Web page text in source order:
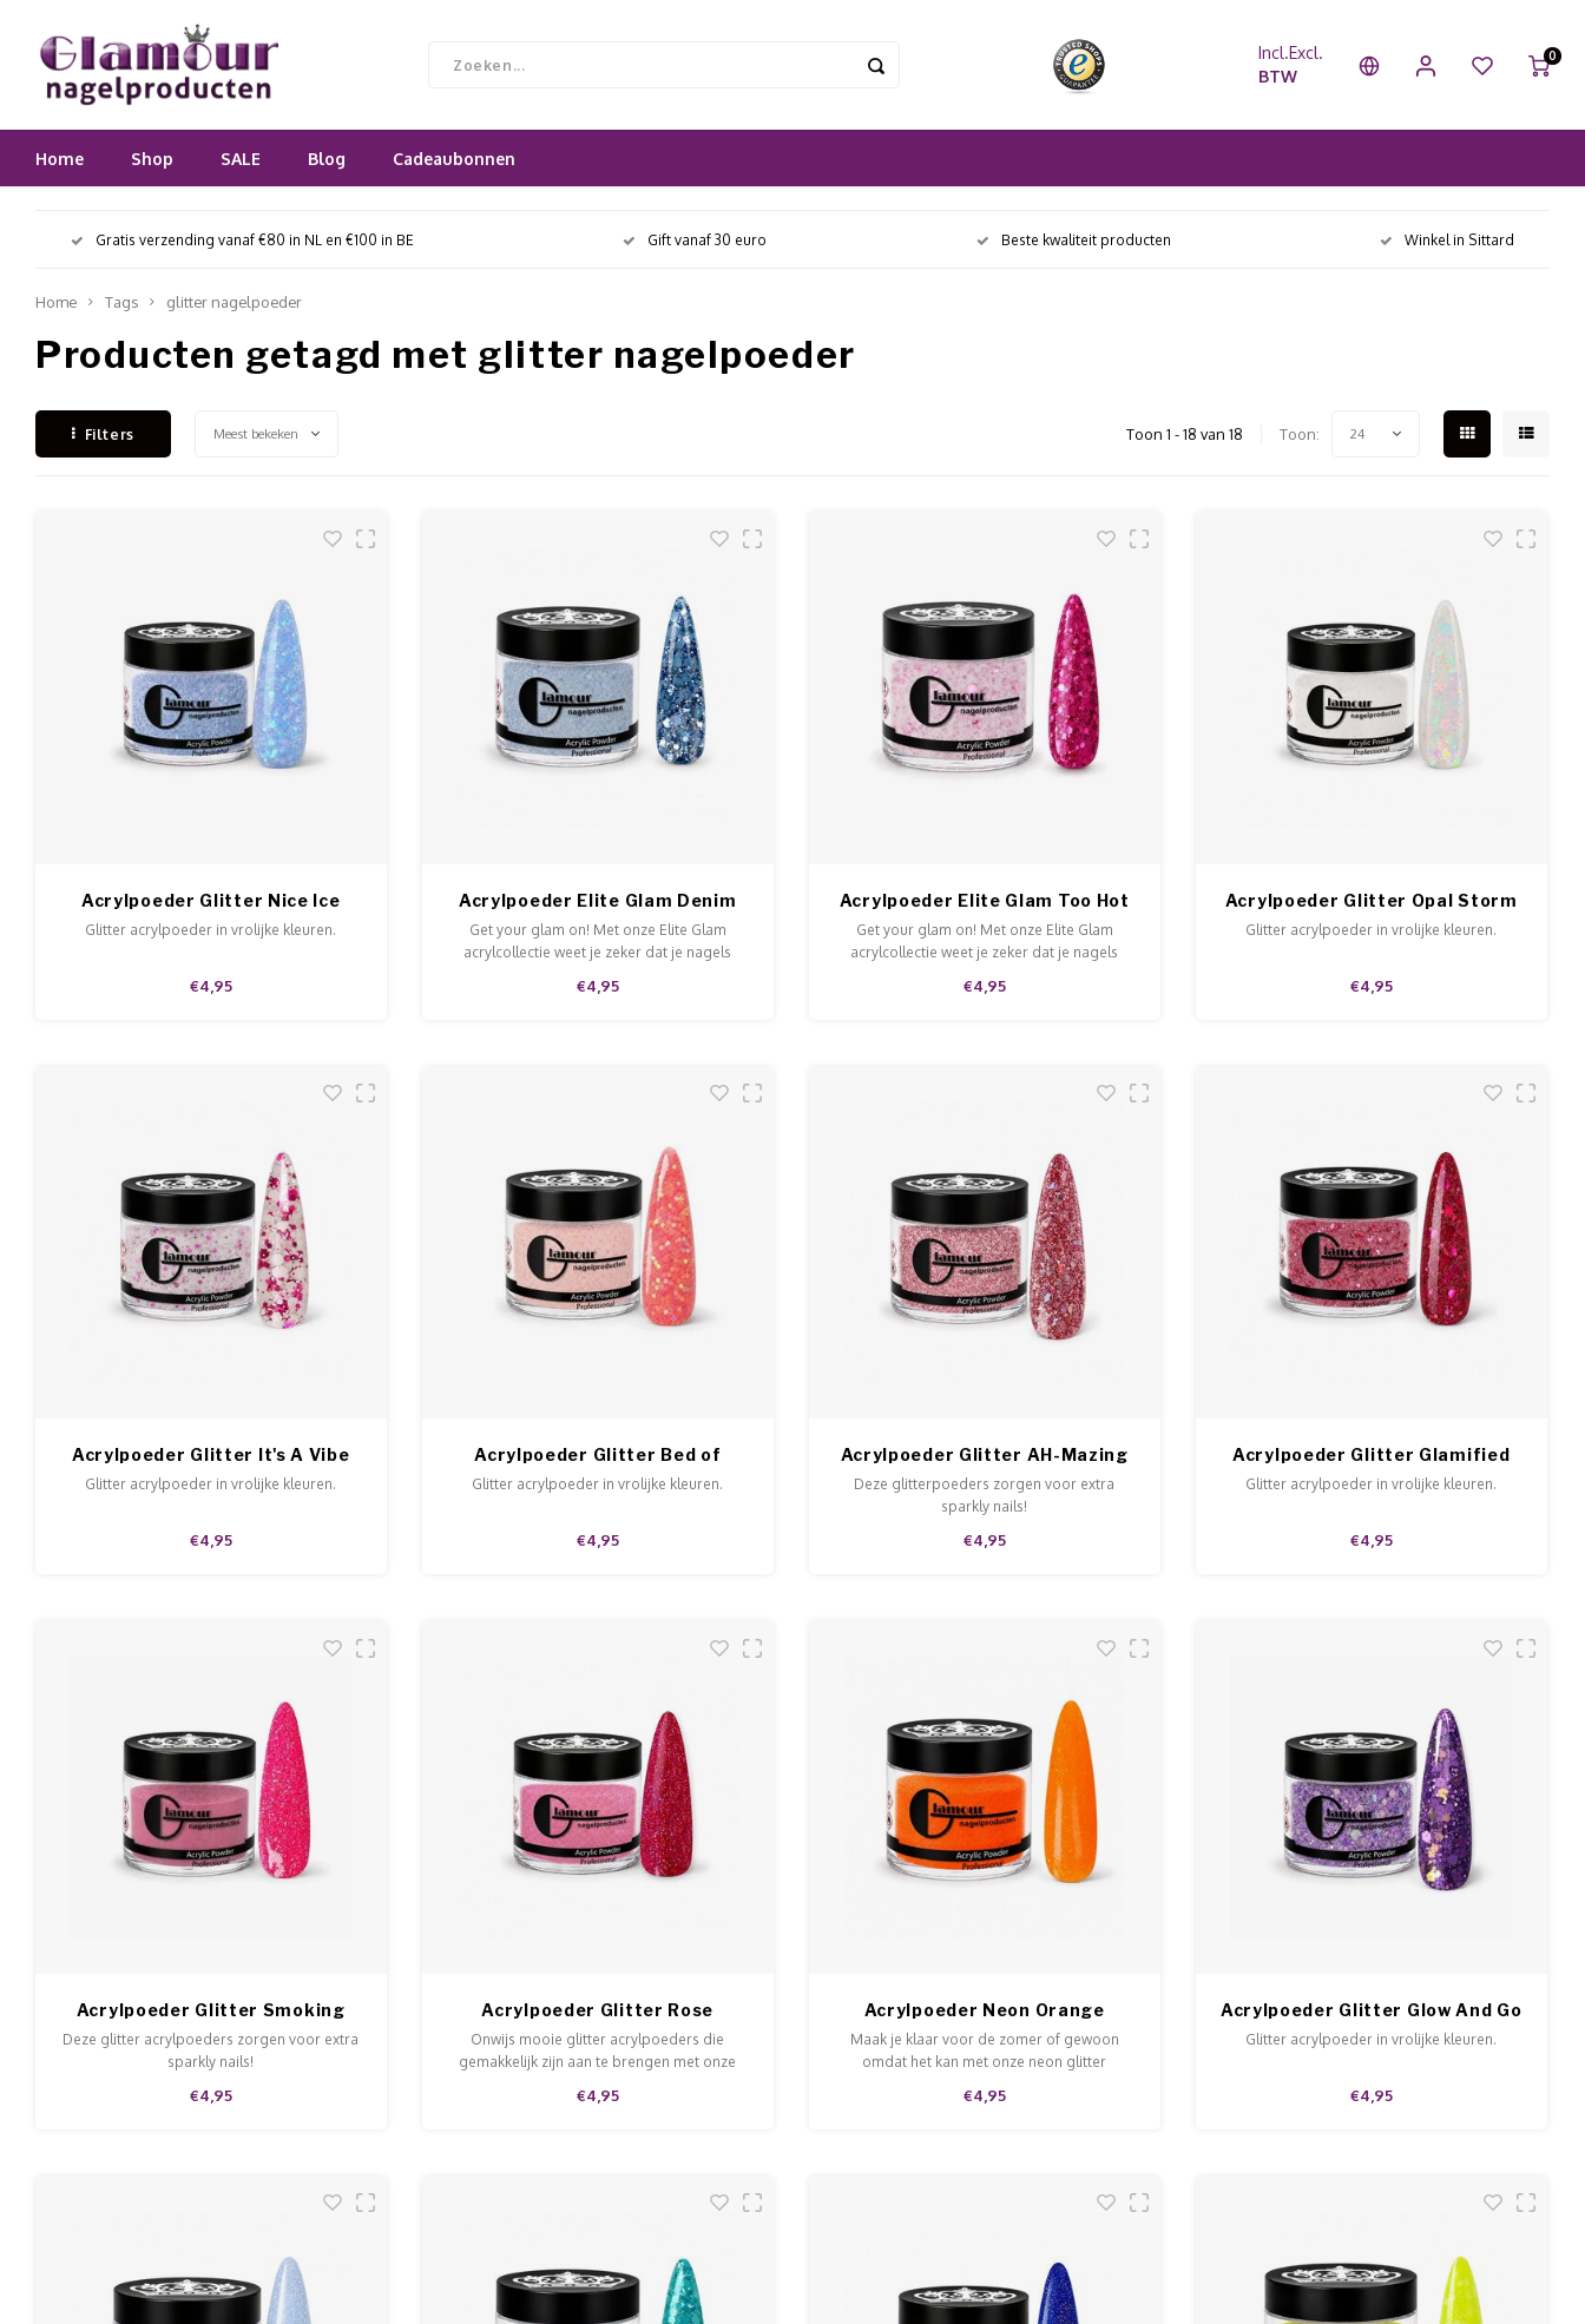
Incl.Excl.
BTW
0
Home Shop SALE Blog Cadeaubonnen
Gratis verzending vanaf €80 in NL en €100 in BE Gift vanaf 30 euro Beste kwaliteit producten Winkel in Sittard
Home Tags glitter nagelpoeder
Producten getagd met glitter nagelpoeder
Filters Meest bekeken Toon 1 - 18 van 18 Toon: 24
Acrylpoeder Glitter Nice Ice
Glitter acrylpoeder in vrolijke kleuren.
€4,95
Acrylpoeder Elite Glam Denim
Chic
Get your glam on! Met onze Elite Glam
acrylcollectie weet je zeker dat je nagels
gram en met extra veel glitter.
€4,95
Acrylpoeder Elite Glam Too Hot
To Handle
Get your glam on! Met onze Elite Glam
acrylcollectie weet je zeker dat je nagels
gram en met extra veel glitter.
€4,95
Acrylpoeder Glitter Opal Storm
Glitter acrylpoeder in vrolijke kleuren.
€4,95
Acrylpoeder Glitter It's A Vibe
Glitter acrylpoeder in vrolijke kleuren.
€4,95
Acrylpoeder Glitter Bed of
Flowers
Glitter acrylpoeder in vrolijke kleuren.
€4,95
Acrylpoeder Glitter AH-Mazing
Deze glitterpoeders zorgen voor extra
sparkly nails!
€4,95
Acrylpoeder Glitter Glamified
Glitter acrylpoeder in vrolijke kleuren.
€4,95
Acrylpoeder Glitter Smoking
Hot
Deze glitter acrylpoeders zorgen voor extra
sparkly nails!
€4,95
Acrylpoeder Glitter Rose
Onwijs mooie glitter acrylpoeders die
gemakkelijk zijn aan te brengen met onze
voor extra sparkly nails!
€4,95
Acrylpoeder Neon Orange
Glitter
Maak je klaar voor de zomer of gewoon
omdat het kan met onze neon glitter
en super vrolijk!
€4,95
Acrylpoeder Glitter Glow And Go
Glitter acrylpoeder in vrolijke kleuren.
€4,95